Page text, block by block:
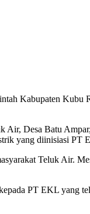
Kabupaten Kubu
Desa Batu
yang diinisiasi
Teluk Air.
PT EKL yang